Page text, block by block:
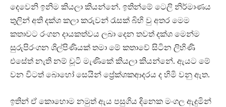
දෙවෙනි ඉනිම කියලා කියන්නේ. ඉතින්මේ ටෙලි නිර්මාණය
තුලින් අති දක්ශ කලා කරුවන් රැසක් බිහි වු අතර මෙම
කතාවට රංගන දායකත්වය ලබා දෙන තවත් දක්ශ මෙන්ම
සුරුපිරංගන ශිල්පිණියක් තමා මේ කතාවේ සිටින ලිහිණි
එසේත් නැති නම් චූටි මැණිකේ කියලා කියන්නේ. ඇයට මේ
වන විටත් බොහෝ සෙයින් ප්‍රේක්ශකආදරය ද හිමි වනු ඇත.
ඉතින් ඒ කොහොම නමුත් ඇය පසුගිය දිනෙක මංගල ඇදුමින්